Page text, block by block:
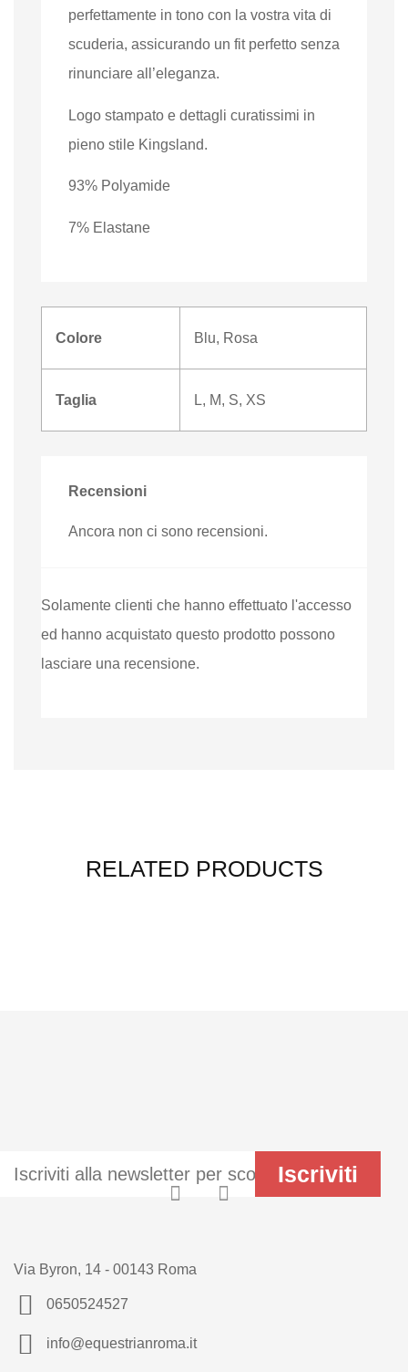
perfettamente in tono con la vostra vita di
scuderia, assicurando un fit perfetto senza
rinunciare all’eleganza.
Logo stampato e dettagli curatissimi in
pieno stile Kingsland.
93% Polyamide
7% Elastane
Colore Blu, Rosa
Taglia L, M, S, XS
Recensioni
Ancora non ci sono recensioni.
Solamente clienti che hanno effettuato l'accesso
ed hanno acquistato questo prodotto possono
lasciare una recensione.
RELATED PRODUCTS
Via Byron, 14 - 00143 Roma
0650524527
info@equestrianroma.it